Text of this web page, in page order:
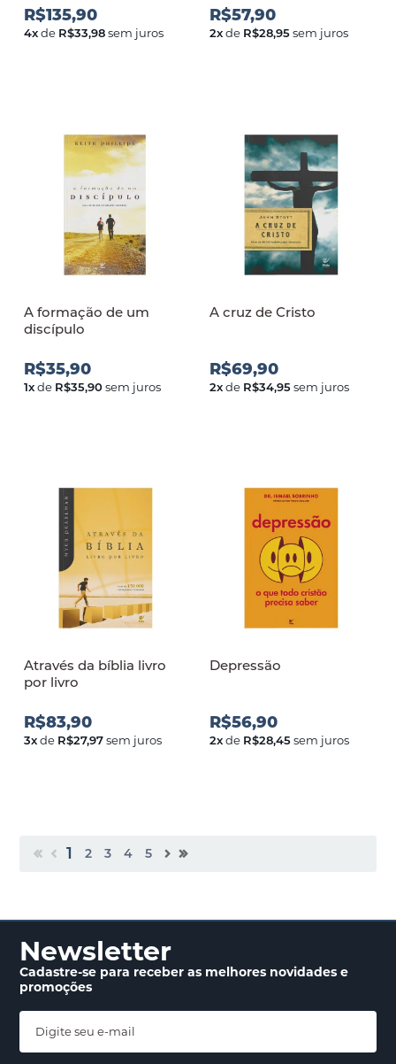
R$135,90
4xde R$33,98sem juros
R$57,90
2xde R$28,95sem juros
A formação de um
discípulo
R$35,90
1xde R$35,90sem juros
A cruz de Cristo
R$69,90
2xde R$34,95sem juros
Através da bíblia livro
por livro
R$83,90
3xde R$27,97sem juros
Depressão
R$56,90
2xde R$28,45sem juros
1 2 3 4 5
Newsletter
Cadastre-se para receberas melhores novidadese
promoções